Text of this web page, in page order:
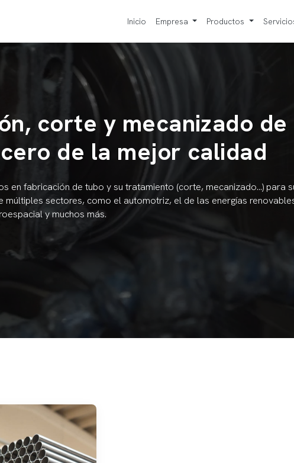
Inicio Empresa Productos
corte y mecanizado de
de la mejor calidad
en fabricación de tubo y su tratamiento (corte, mecanizado...) para
múltiples sectores, como el automotriz, el de las energías
y muchos más.